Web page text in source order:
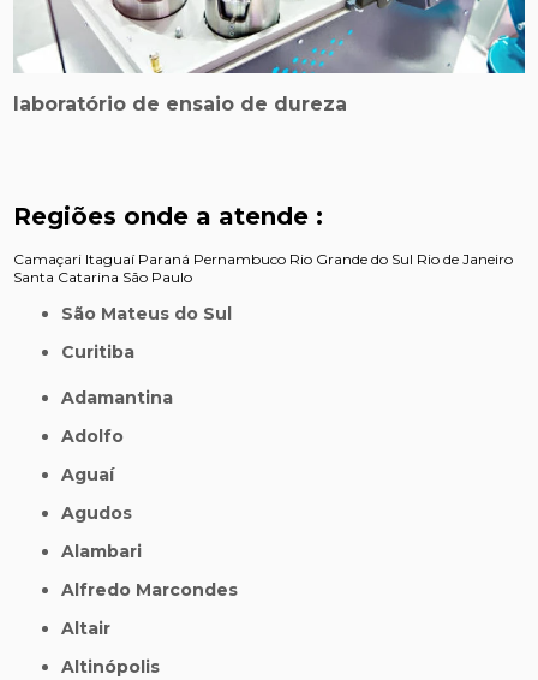
laboratório de ensaio de dureza
Regiões onde a atende :
Camaçari Itaguaí Paraná Pernambuco Rio Grande do Sul Rio de Janeiro
Santa Catarina São Paulo
São Mateus do Sul
Curitiba
Adamantina
Adolfo
Aguaí
Agudos
Alambari
Alfredo Marcondes
Altair
Altinópolis